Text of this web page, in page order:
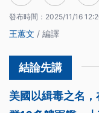
發布時間： 2025/11/16
王蕙文 / 編譯
美國以緝毒之名